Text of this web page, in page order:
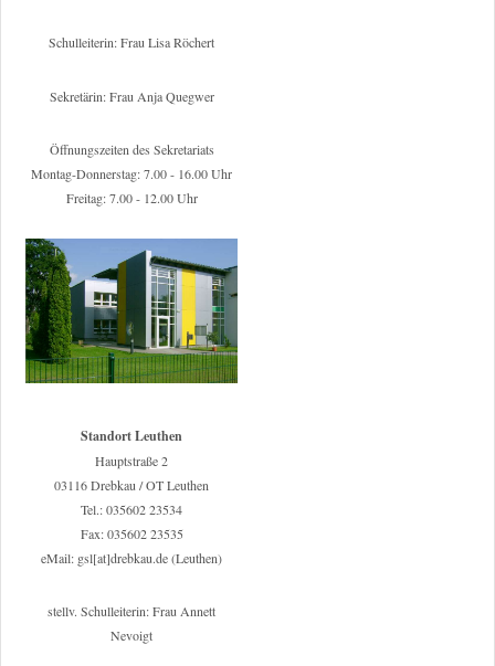
Schulleiterin: Frau Lisa Röchert
Sekretärin: Frau Anja Quegwer
Öffnungszeiten des Sekretariats
Montag-Donnerstag: 7.00 - 16.00 Uhr
Freitag: 7.00 - 12.00 Uhr
Standort Leuthen
Hauptstraße 2
03116 Drebkau / OT Leuthen
Tel.: 035602 23534
Fax: 035602 23535
eMail: gsl[at]drebkau.de (Leuthen)
stellv. Schulleiterin: Frau Annett
Nevoigt